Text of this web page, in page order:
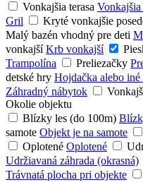
Vonkajšia terasa Vonkajšia
Gril
Kryté vonkajšie
Malý bazén vhodný pre deti
vonkajší Krb vonkajší
Trampolína
Preliezačky
detské hry Hojdačka alebo iné
Záhradný nábytok
Okolie objektu
Blízky les (do 100m)
samote Objekt je na samote
Oplotené Oplotené
Udržiavaná záhrada (okrasná)
Trávnatá plocha pri objekte